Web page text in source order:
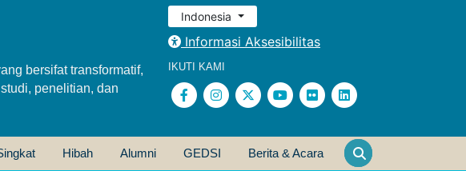
bersifat transformatif,
penelitian, dan
Indonesia
Informasi Aksesibilitas
IKUTI KAMI
Hibah Alumni GEDSI Berita & Acara